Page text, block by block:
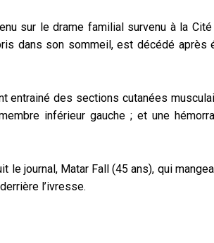
sur le drame familial survenu à la
dans son sommeil, est décédé après
entrainé des sections cutanées
inférieur gauche ; et une
le journal, Matar Fall (45 ans), qui
l’ivresse.